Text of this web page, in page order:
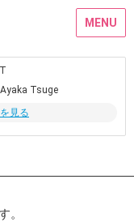
MENU
Tsuge
見る
。